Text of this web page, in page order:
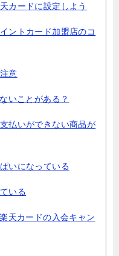
カードに設定しよう
ントカード加盟店のコ
意
いことがある？
払いができない商品が
いになっている
いる
天カードの入会キャン